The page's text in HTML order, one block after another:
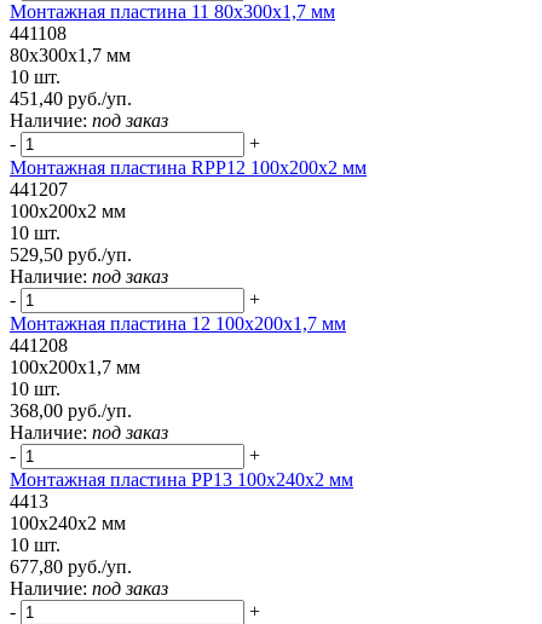
Монтажная пластина 11 80x300x1,7 мм
441108
80x300x1,7 мм
10 шт.
451,40 руб./уп.
Наличие: под заказ
-
+
Монтажная пластина RPP12 100x200x2 мм
441207
100x200x2 мм
10 шт.
529,50 руб./уп.
Наличие: под заказ
-
+
Монтажная пластина 12 100x200x1,7 мм
441208
100x200x1,7 мм
10 шт.
368,00 руб./уп.
Наличие: под заказ
-
+
Монтажная пластина PP13 100x240x2 мм
4413
100x240x2 мм
10 шт.
677,80 руб./уп.
Наличие: под заказ
-
+